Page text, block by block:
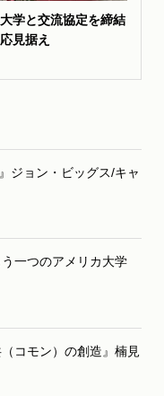
学と交流協定を締結
見据え
ジョン・ビッグス/キャ
一つのアメリカ大学
コモン）の創造』楠見